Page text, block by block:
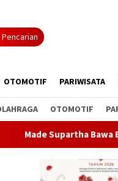
Pencarian
OTOMOTIF PARIWISATA
OTOMOTIF
Baru ABTI Bali, Tim U-